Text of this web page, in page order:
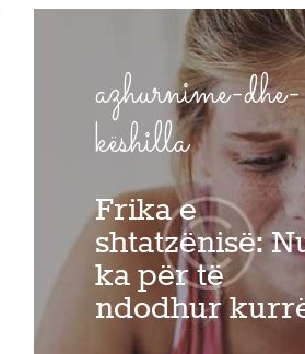
azhurnime-dhe-
këshilla
Frika e
shtatzënisë:
ka për të
ndodhur